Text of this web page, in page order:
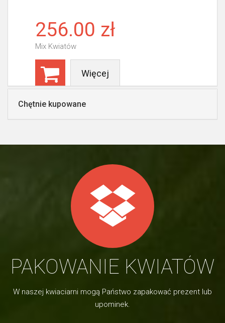
256.00 zł
Mix Kwiatów
Więcej
Chętnie kupowane
PAKOWANIE KWIATÓW
W naszej kwiaciarni mogą Państwo zapakować prezent lub
upominek.